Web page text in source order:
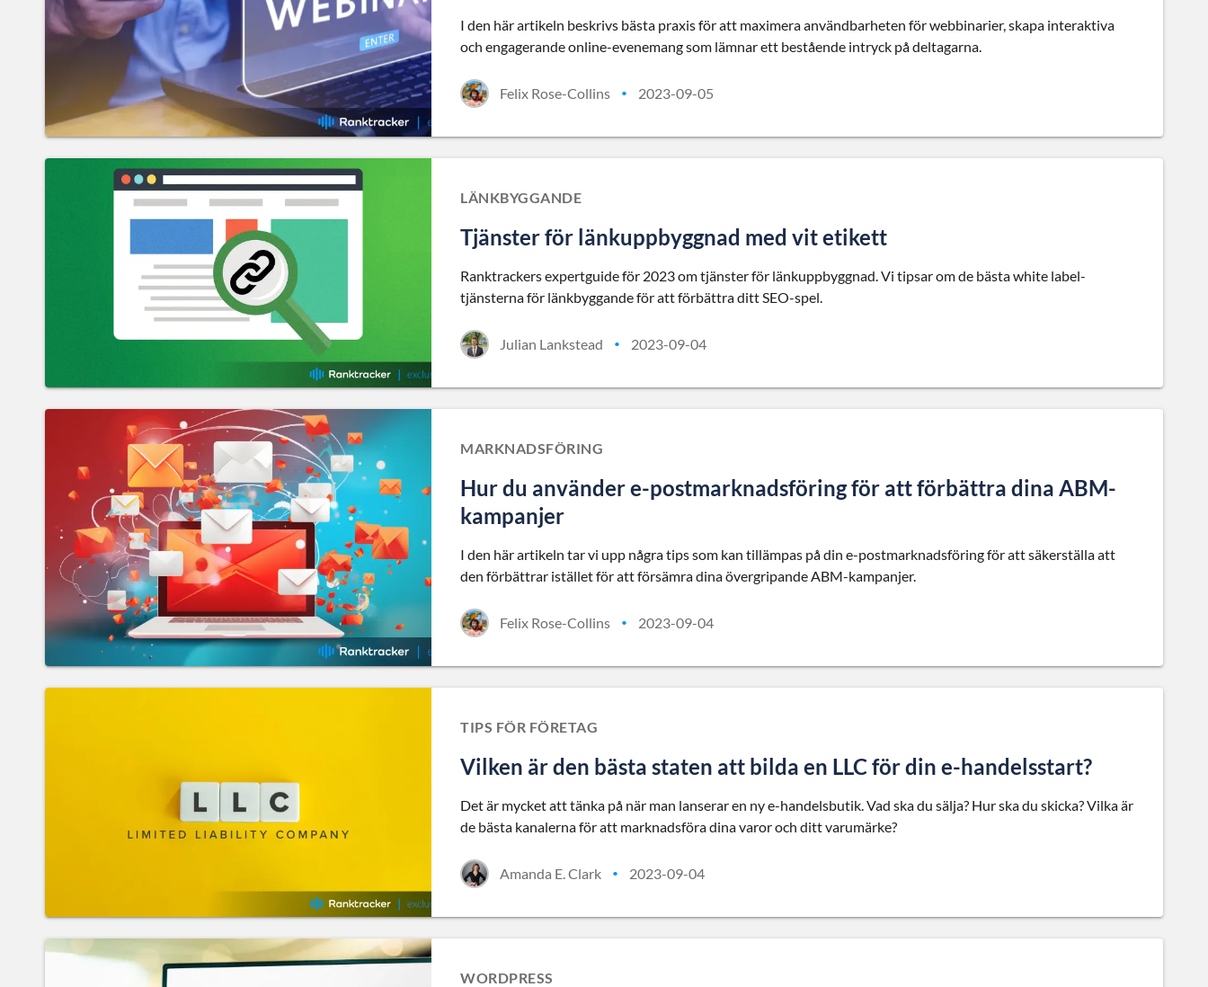
I den här artikeln beskrivs bästa praxis för att maximera användbarheten för webbinarier, skapa interaktiva
och engagerande online-evenemang som lämnar ett bestående intryck på deltagarna.
Felix Rose-Collins • 2023-09-05
LÄNKBYGGANDE
Tjänster för länkuppbyggnad med vit etikett
Ranktrackers expertguide för 2023 om tjänster för länkuppbyggnad. Vi tipsar om de bästa white label-
tjänsterna för länkbyggande för att förbättra ditt SEO-spel.
Julian Lankstead • 2023-09-04
MARKNADSFÖRING
Hur du använder e-postmarknadsföring för att förbättra dina ABM-
kampanjer
I den här artikeln tar vi upp några tips som kan tillämpas på din e-postmarknadsföring för att säkerställa att
den förbättrar istället för att försämra dina övergripande ABM-kampanjer.
Felix Rose-Collins • 2023-09-04
TIPS FÖR FÖRETAG
Vilken är den bästa staten att bilda en LLC för din e-handelsstart?
Det är mycket att tänka på när man lanserar en ny e-handelsbutik. Vad ska du sälja? Hur ska du skicka? Vilka är
de bästa kanalerna för att marknadsföra dina varor och ditt varumärke?
Amanda E. Clark • 2023-09-04
WORDPRESS